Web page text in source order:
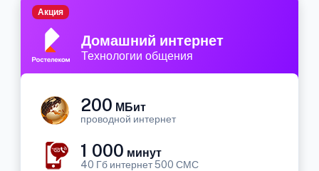
Домашний интернет
Технологии общения
Акция
200 МБит
проводной интернет
1 000 минут
40 Гб интернет 500 СМС